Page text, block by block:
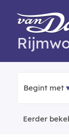
Begint met
Eerder